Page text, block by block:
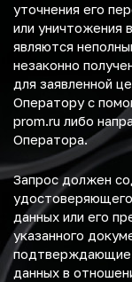
уточнения его
или уничтожения
являются
незаконно
для заявленной
Оператору с
prom.ru либо
Оператора.
Запрос должен
данных или его
указанного
подтверждающие
данных в